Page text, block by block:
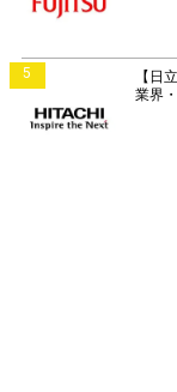
5
【日
業界